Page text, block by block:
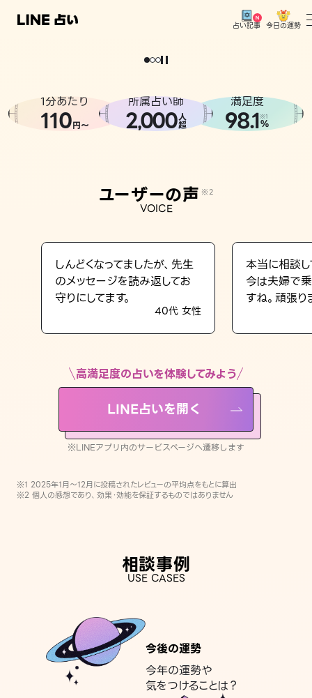
占い記事 今日の運勢
相談事例
LINE占いを開く
※LINEアプリ内のサービスページへ遷移します
どうせなら
。
1分あたり
110円〜
所属占い師
2,000人
超
満足度
98.1※1
%
ユーザーの声 ※2
VOICE
しんどくなってましたが、先生
のメッセージを読み返してお
守りにしてます。
40代 女性
本当に相談し
今は夫婦で
すね。頑張り
高満足度の占いを体験してみよう
LINE占いを開く
※LINEアプリ内のサービスページへ遷移します
※1 2025年1月〜12月に投稿されたレビューの平均点をもとに算出
※2 個人の感想であり、効果・効能を保証するものではありません
相談事例
USE CASES
今後の運勢
今年の運勢や
気をつけることは？